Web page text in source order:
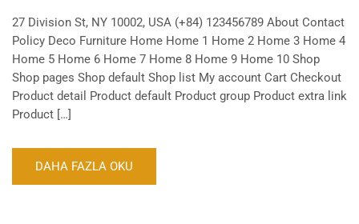
27 Division St, NY 10002, USA (+84) 123456789 About Contact
Policy Deco Furniture Home Home 1 Home 2 Home 3 Home 4
Home 5 Home 6 Home 7 Home 8 Home 9 Home 10 Shop
Shop pages Shop default Shop list My account Cart Checkout
Product detail Product default Product group Product extra link
Product […]
DAHA FAZLA OKU